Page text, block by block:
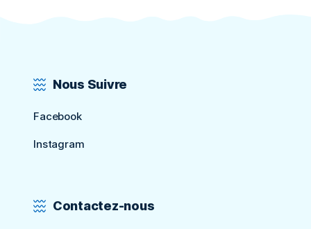
Nous Suivre
Facebook
Instagram
Contactez-nous